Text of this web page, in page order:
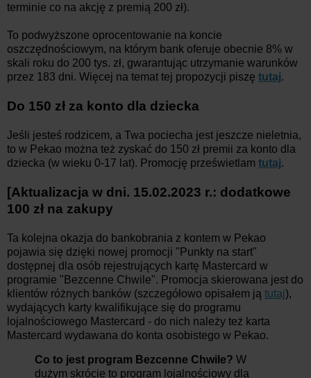
terminie co na akcję z premią 200 zł).
To podwyższone oprocentowanie na koncie
oszczędnościowym, na którym bank oferuje obecnie 8% w
skali roku do 200 tys. zł, gwarantując utrzymanie warunków
przez 183 dni. Więcej na temat tej propozycji piszę tutaj.
Do 150 zł za konto dla dziecka
Jeśli jesteś rodzicem, a Twa pociecha jest jeszcze nieletnia,
to w Pekao można też zyskać do 150 zł premii za konto dla
dziecka (w wieku 0-17 lat). Promocję prześwietlam tutaj.
[Aktualizacja w dni. 15.02.2023 r.: dodatkowe
100 zł na zakupy
Ta kolejna okazja do bankobrania z kontem w Pekao
pojawia się dzięki nowej promocji "Punkty na start"
dostępnej dla osób rejestrujących kartę Mastercard w
programie "Bezcenne Chwile". Promocja skierowana jest do
klientów różnych banków (szczegółowo opisałem ją tutaj),
wydających karty kwalifikujące się do programu
lojalnościowego Mastercard - do nich należy też karta
Mastercard wydawana do konta osobistego w Pekao.
Co to jest program Bezcenne Chwile? W
dużym skrócie to program lojalnościowy dla